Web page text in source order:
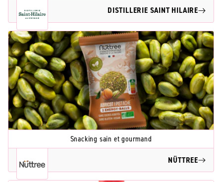
DISTILLERIE SAINT HILAIRE
Snacking sain et gourmand
NÜTTREE